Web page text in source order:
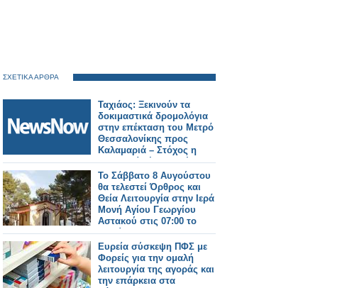
ΣΧΕΤΙΚΑ ΑΡΘΡΑ
Ταχιάος: Ξεκινούν τα
δοκιμαστικά δρομολόγια
στην επέκταση του Μετρό
Θεσσαλονίκης προς
Καλαμαριά – Στόχος η
λειτουργία έως το τέλος
του μήνα.
Το Σάββατο 8 Αυγούστου
θα τελεστεί Όρθρος και
Θεία Λειτουργία στην Ιερά
Μονή Αγίου Γεωργίου
Αστακού στις 07:00 το
πρωί.
Ευρεία σύσκεψη ΠΦΣ με
Φορείς για την ομαλή
λειτουργία της αγοράς και
την επάρκεια στα